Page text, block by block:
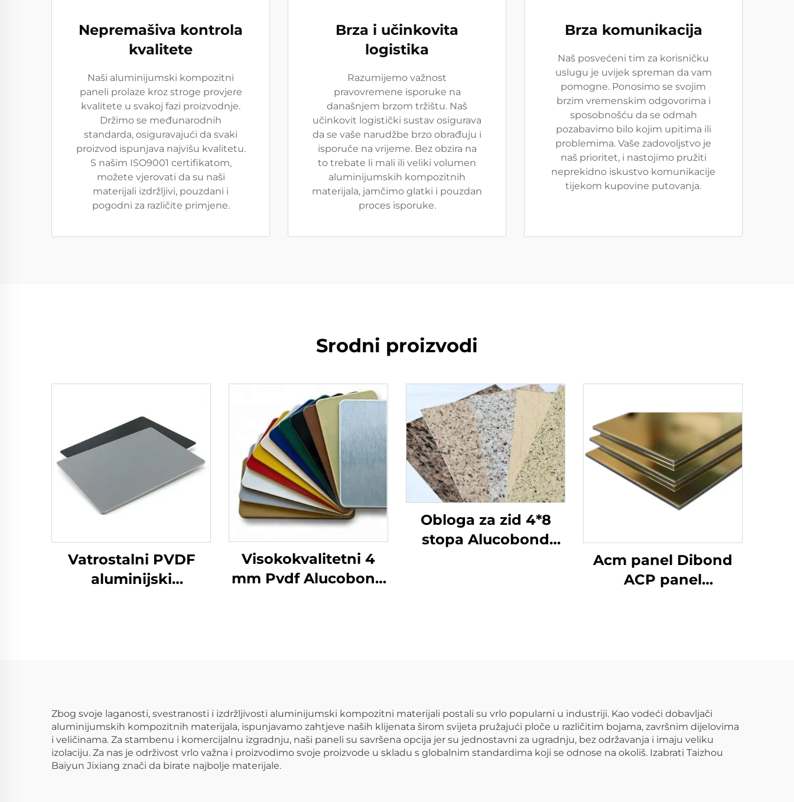
Nepremašiva kontrola
kvalitete
Naši aluminijumski kompozitni
paneli prolaze kroz stroge provjere
kvalitete u svakoj fazi proizvodnje.
Držimo se međunarodnih
standarda, osiguravajući da svaki
proizvod ispunjava najvišu kvalitetu.
S našim ISO9001 certifikatom,
možete vjerovati da su naši
materijali izdržljivi, pouzdani i
pogodni za različite primjene.
Brza i učinkovita
logistika
Razumijemo važnost
pravovremene isporuke na
današnjem brzom tržištu. Naš
učinkovit logistički sustav osigurava
da se vaše narudžbe brzo obrađuju i
isporuče na vrijeme. Bez obzira na
to trebate li mali ili veliki volumen
aluminijumskih kompozitnih
materijala, jamčimo glatki i pouzdan
proces isporuke.
Brza komunikacija
Naš posvećeni tim za korisničku
uslugu je uvijek spreman da vam
pomogne. Ponosimo se svojim
brzim vremenskim odgovorima i
sposobnošću da se odmah
pozabavimo bilo kojim upitima ili
problemima. Vaše zadovoljstvo je
naš prioritet, i nastojimo pružiti
neprekidno iskustvo komunikacije
tijekom kupovine putovanja.
Srodni proizvodi
Vatrostalni PVDF
aluminijski
Visokokvalitetni 4
mm Pvdf Alucobond
Obloga za zid 4*8
stopa Alucobond
Acm panel Dibond
ACP panel
Zbog svoje laganosti, svestranosti i izdržljivosti aluminijumski kompozitni materijali postali su vrlo popularni u industriji. Kao vodeći dobavljači
aluminijumskih kompozitnih materijala, ispunjavamo zahtjeve naših klijenata širom svijeta pružajući ploče u različitim bojama, završnim dijelovima
i veličinama. Za stambenu i komercijalnu izgradnju, naši paneli su savršena opcija jer su jednostavni za ugradnju, bez održavanja i imaju veliku
izolaciju. Za nas je održivost vrlo važna i proizvodimo svoje proizvode u skladu s globalnim standardima koji se odnose na okoliš. Izabrati Taizhou
Baiyun Jixiang znači da birate najbolje materijale.